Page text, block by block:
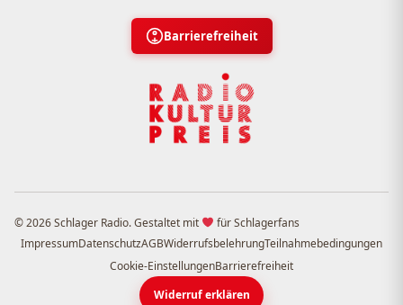
Barrierefreiheit
© 2026 Schlager Radio. Gestaltet mit
für Schlagerfans
ImpressumDatenschutzAGBWiderrufsbelehrungTeilnahmebedingungen
Cookie-EinstellungenBarrierefreiheit
Widerruf erklären